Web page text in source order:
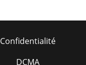
Confidentialité
DCMA